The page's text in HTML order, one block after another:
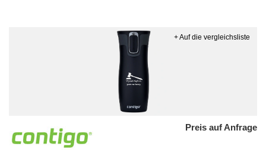
Preis auf Anfrage
+ Auf die vergleichsliste